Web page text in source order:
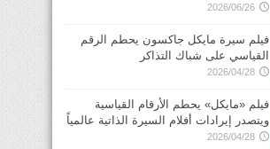
2026/06/26
فيلم سيرة مايكل جاكسون يحطم الرقم
القياسي على شباك التذاكر
2026/04/28
فيلم «مايكل» يحطم الأرقام القياسية
ويتصدر إيرادات أفلام السيرة الذاتية عالمياً
2026/04/28